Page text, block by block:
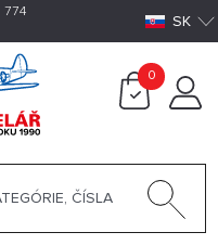
774
SK
0